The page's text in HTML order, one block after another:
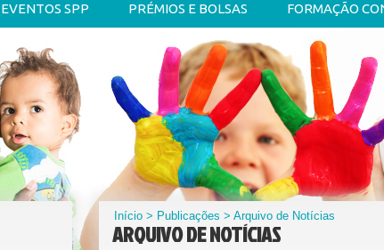
EVENTOS SPP PRÉMIOS E BOLSAS FORMAÇÃO
Início > Publicações > Arquivo de Notícias
ARQUIVO DE NOTÍCIAS